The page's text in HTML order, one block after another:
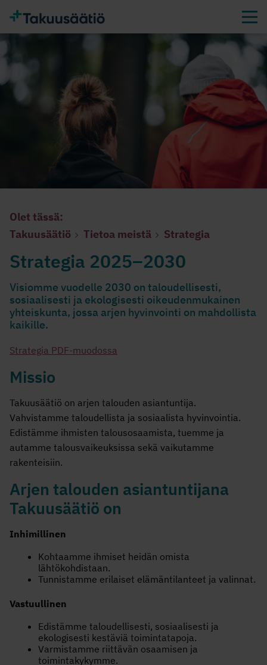
Olet tässä:
Takuusäätiö
Tietoa meistä Strategia
Strategia 2025–2030
Visiomme vuodelle 2030 on taloudellisesti,
sosiaalisesti ja ekologisesti oikeudenmukainen
yhteiskunta, jossa arjen hyvinvointi on mahdollista
kaikille.
Strategia PDF-muodossa
Missio
Takuusäätiö on arjen talouden asiantuntija.
Vahvistamme taloudellista ja sosiaalista hyvinvointia.
Edistämme ihmisten talousosaamista, tuemme ja
autamme talousvaikeuksissa sekä vaikutamme
rakenteisiin.
Arjen talouden asiantuntijana
Takuusäätiö on
Inhimillinen
Kohtaamme ihmiset heidän omista
lähtökohdistaan.
Tunnistamme erilaiset elämäntilanteet ja valinnat.
Vastuullinen
Edistämme taloudellisesti, sosiaalisesti ja
ekologisesti kestäviä toimintatapoja.
Varmistamme riittävän osaamisen ja
toimintakykymme.